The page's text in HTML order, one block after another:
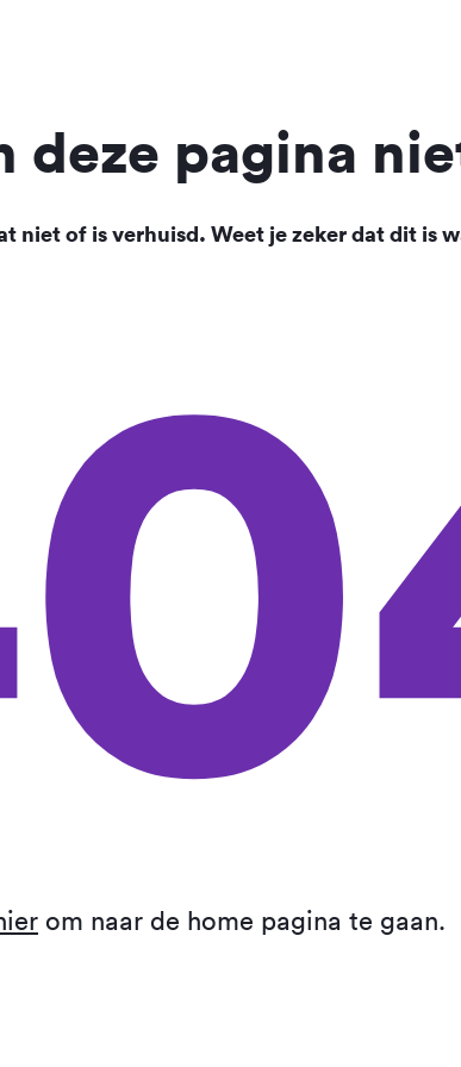
deze pagina
niet of is verhuisd. Weet je zeker dat dit is
om naar de home pagina te gaan.